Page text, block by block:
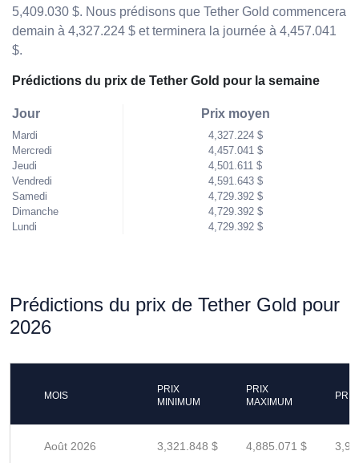
5,409.030 $. Nous prédisons que Tether Gold commencera
demain à 4,327.224 $ et terminera la journée à 4,457.041
$.
Prédictions du prix de Tether Gold pour la semaine
Jour
Mardi
Mercredi
Jeudi
Vendredi
Samedi
Dimanche
Lundi
Prix moyen
4,327.224 $
4,457.041 $
4,501.611 $
4,591.643 $
4,729.392 $
4,729.392 $
4,729.392 $
Prédictions du prix de Tether Gold pour
2026
MOIS
PRIX
MINIMUM
PRIX
MAXIMUM
Août 2026 3,321.848 $ 4,885.071 $